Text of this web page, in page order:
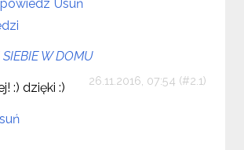
Usuń
SIEBIE W DOMU
26.11.2016, 07:54
:) dzięki :)